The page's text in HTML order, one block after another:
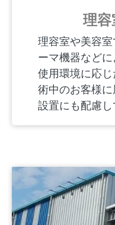
理容
理容室や美容
ーマ機器などに
使用環境に応
術中のお客様
設置にも配慮し